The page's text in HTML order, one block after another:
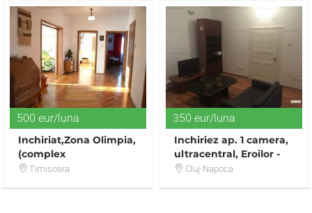
500 eur/luna
Inchiriat,Zona Olimpia,
(complex
studentesc,Spital
Timisoara
350 eur/luna
Inchiriez ap. 1 camera,
ultracentral, Eroilor -
Piata Unirii, pet
Cluj-Napoca